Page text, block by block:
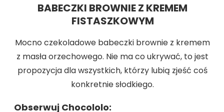
BABECZKI BROWNIE Z KREMEM
FISTASZKOWYM
Mocno czekoladowe babeczki brownie z kremem
z masła orzechowego. Nie ma co ukrywać, to jest
propozycja dla wszystkich, którzy lubią zjeść coś
konkretnie słodkiego.
Obserwuj Chocololo: